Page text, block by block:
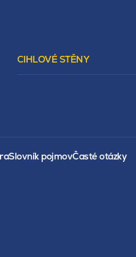
CIHLOVÉ STĚNY
Slovník pojmovČasté otázky